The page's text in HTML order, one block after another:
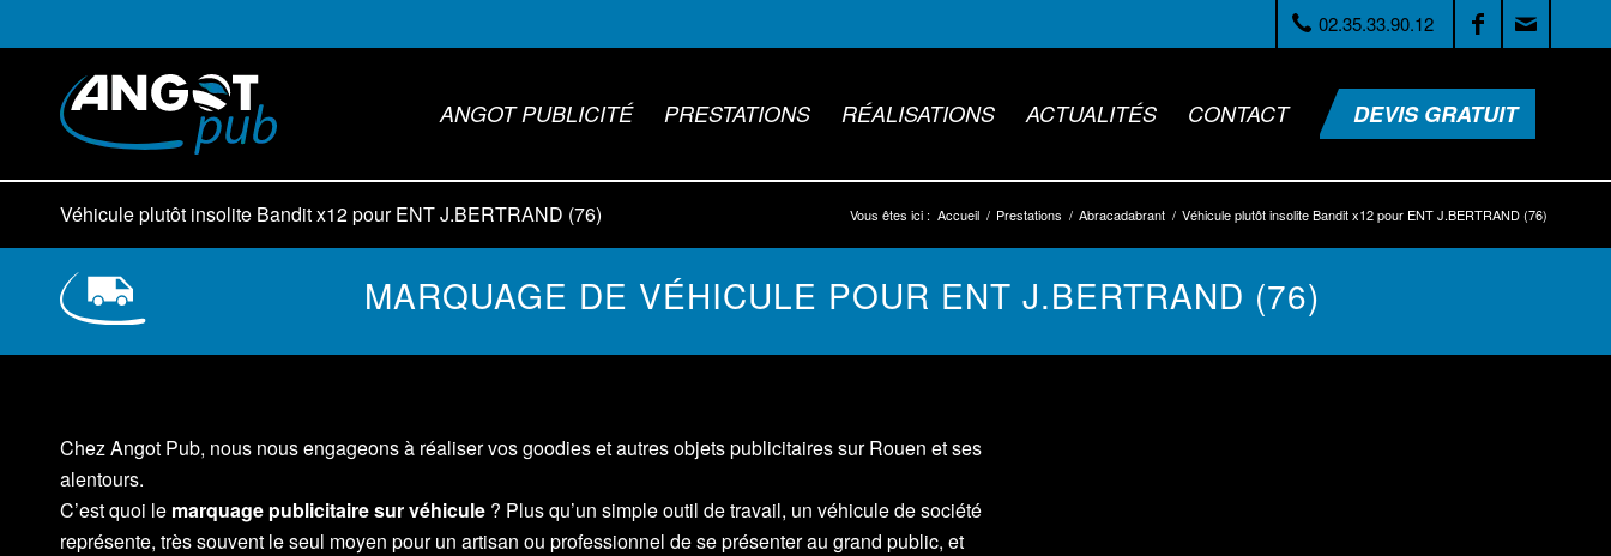
ANGOT PUBLICITÉ PRESTATIONS RÉALISATIONS ACTUALITÉS CONTACT DEVIS GRATUIT
Véhicule plutôt insolite Bandit x12 pour ENT J.BERTRAND (76) Vous êtes ici : Accueil / Prestations / Abracadabrant / Véhicule plutôt insolite Bandit x12 pour ENT J.BERTRAND (76)
MARQUAGE DE VÉHICULE POUR ENT J.BERTRAND (76)
Chez Angot Pub, nous nous engageons à réaliser vos goodies et autres objets publicitaires sur Rouen et ses
alentours.
C’est quoi le marquage publicitaire sur véhicule ? Plus qu’un simple outil de travail, un véhicule de société
représente, très souvent le seul moyen pour un artisan ou professionnel de se présenter au grand public, et